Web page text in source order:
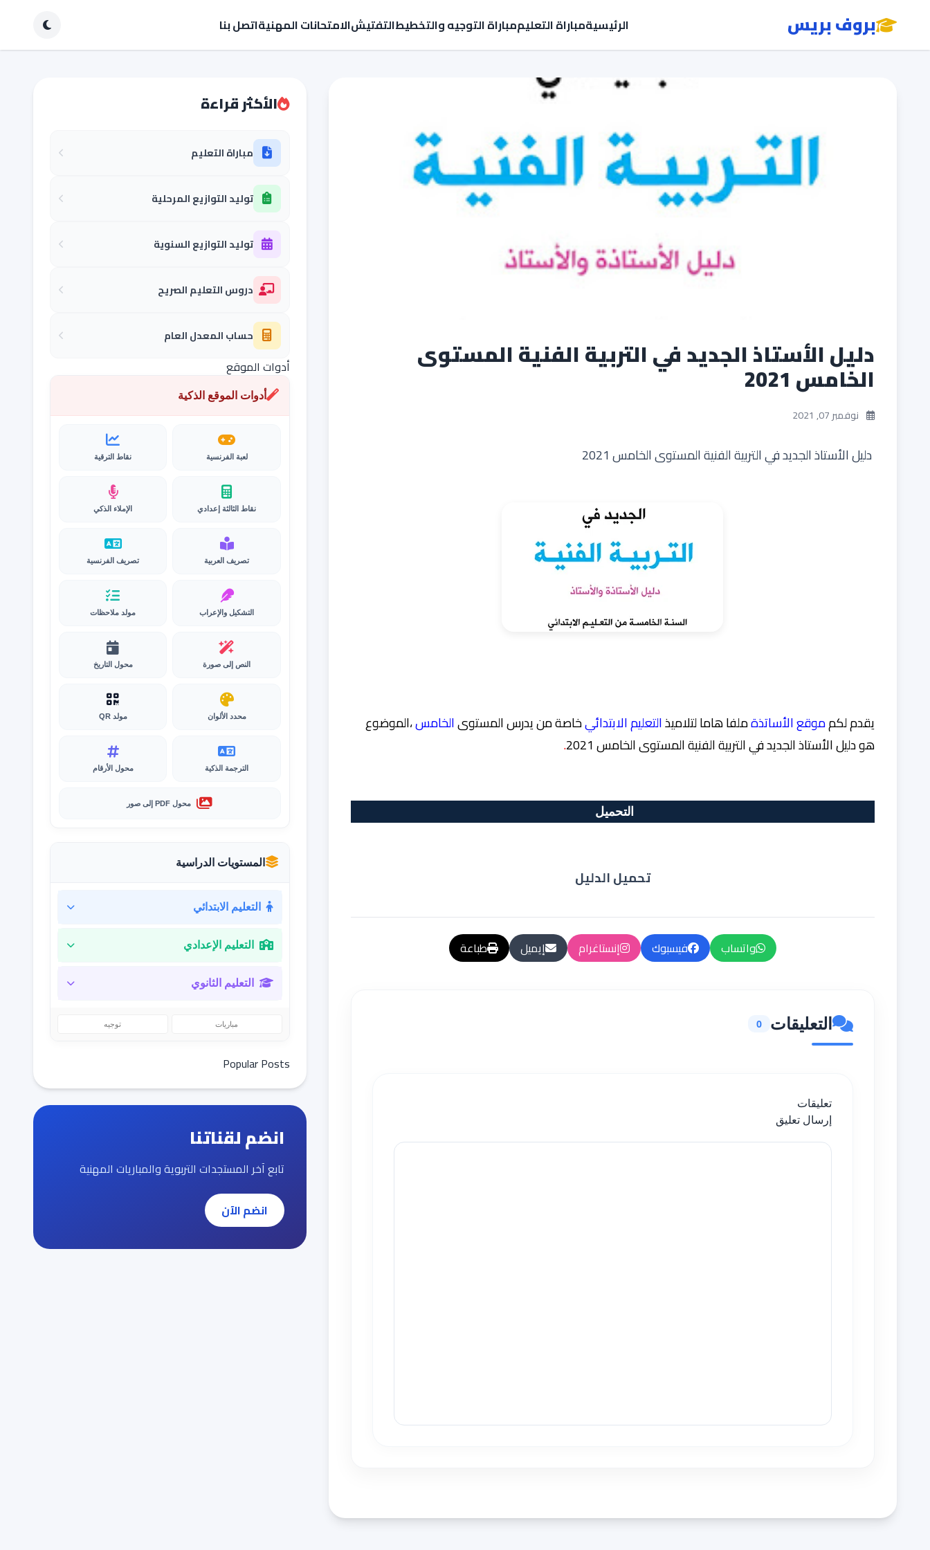
بروف بريس الرئيسيةمباراة التعليممباراة التوجيه والتخطيطالتفتيشالامتحانات المهنيةاتصل بنا
دليل الأستاذ الجديد في التربية الفنية المستوى
الخامس 2021
نوفمبر 07, 2021
دليل الأستاذ الجديد في التربية الفنية المستوى الخامس 2021
يقدم لكمموقع الأساتذةملفا هاما لتلاميذالتعليم الابتدائيخاصة من يدرس المستوىالخامس،الموضوع
هودليل الأستاذ الجديد في التربية الفنية المستوى الخامس 2021 .
التحميل
تحميل الدليل
واتساب فيسبوك إنستاغرام إيميل طباعة
التعليقات 0
تعليقات
إرسال تعليق
الأكثر قراءة
مباراة التعليم
توليد التوازيع المرحلية
توليد التوازيع السنوية
دروس التعليم الصريح
حساب المعدل العام
أدوات الموقع
أدوات الموقع الذكية
لعبة الفرنسية نقاط الترقية
نقاط الثالثة إعدادي الإملاء الذكي
تصريف العربية تصريف الفرنسية
التشكيل والإعراب مولد ملاحظات
النص إلى صورة محول التاريخ
محدد الألوان مولد QR
الترجمة الذكية محول الأرقام
محول PDF إلى صور
المستويات الدراسية
التعليم الابتدائي
التعليم الإعدادي
التعليم الثانوي
مباريات توجيه
Popular Posts
انضم لقناتنا
تابع آخر المستجدات التربوية والمباريات المهنية
انضم الآن